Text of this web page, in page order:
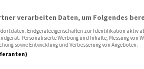
verarbeiten Daten, um Folgendes
Endgeräteeigenschaften zur Identifikation aktiv
Personalisierte Werbung und Inhalte, Messung von
sowie Entwicklung und Verbesserung von Angeboten.